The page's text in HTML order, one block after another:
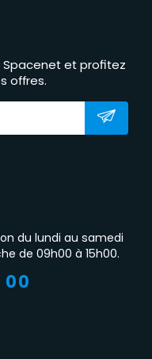
et profitez
offres.
du lundi au samedi
de 09h00 à 15h00.
00